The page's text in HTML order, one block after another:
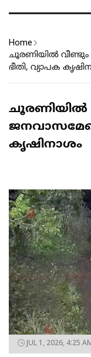
Home
ചൂരണിയിൽ വീണ്ടും
ഭീതി, വ്യാപക
ചൂരണിയിൽ
കൃഷിനാശം
JUL 1, 2026, 4:25